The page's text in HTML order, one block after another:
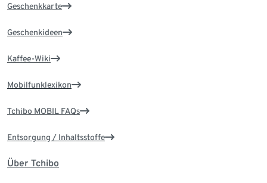
Geschenkkarte
Geschenkideen
Kaffee-Wiki
Mobilfunklexikon
Tchibo MOBIL FAQs
Entsorgung / Inhaltsstoffe
Über Tchibo